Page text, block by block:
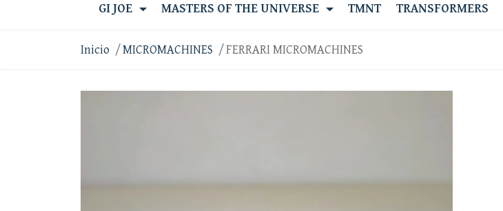
GI JOE MASTERS OF THE UNIVERSE TMNT TRANSFORMERS
Inicio MICROMACHINES FERRARI MICROMACHINES